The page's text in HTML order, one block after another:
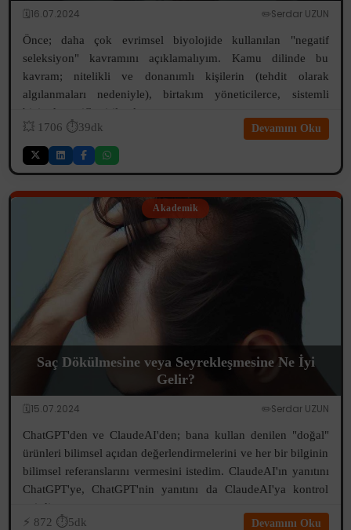
🗓️16.07.2024 ✏️Serdar UZUN
Önce; daha çok evrimsel biyolojide kullanılan "negatif
seleksiyon" kavramını açıklamalıyım. Kamu dilinde bu
kavram; nitelikli ve donanımlı kişilerin (tehdit olarak
algılanmaları nedeniyle), birtakım yöneticilerce, sistemli
biçimde pasifleştirilerek v...
💥 1706 ⏱️39dk Devamını Oku
Akademik
Saç Dökülmesine veya Seyrekleşmesine Ne İyi
Gelir?
🗓️15.07.2024 ✏️Serdar UZUN
ChatGPT'den ve ClaudeAI'den; bana kullan denilen "doğal"
ürünleri bilimsel açıdan değerlendirmelerini ve her bir bilginin
bilimsel referanslarını vermesini istedim. ClaudeAI'ın yanıtını
ChatGPT'ye, ChatGPT'nin yanıtını da ClaudeAI'ya kontrol
ettirdim...
⚡️ 872 ⏱️5dk Devamını Oku